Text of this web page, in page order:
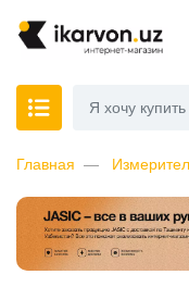
Главная